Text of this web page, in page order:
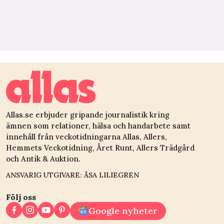
Allas.se erbjuder gripande journalistik kring
ämnen som relationer, hälsa och handarbete samt
innehåll från veckotidningarna Allas, Allers,
Hemmets Veckotidning, Året Runt, Allers Trädgård
och Antik & Auktion.
ANSVARIG UTGIVARE: ÅSA LILIEGREN
Följ oss
Google nyheter